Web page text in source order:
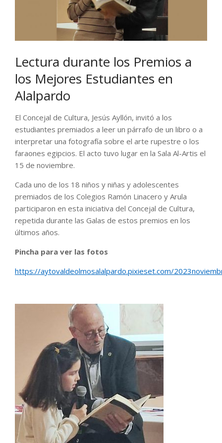
Lectura durante los Premios a
los Mejores Estudiantes en
Alalpardo
El Concejal de Cultura, Jesús Ayllón, invitó a los
estudiantes premiados a leer un párrafo de un libro o a
interpretar una fotografía sobre el arte rupestre o los
faraones egipcios. El acto tuvo lugar en la Sala Al-Artis el
15 de noviembre.
Cada uno de los 18 niños y niñas y adolescentes
premiados de los Colegios Ramón Linacero y Arula
participaron en esta iniciativa del Concejal de Cultura,
repetida durante las Galas de estos premios en los
últimos años.
Pincha para ver las fotos
https://aytovaldeolmosalalpardo.pixieset.com/